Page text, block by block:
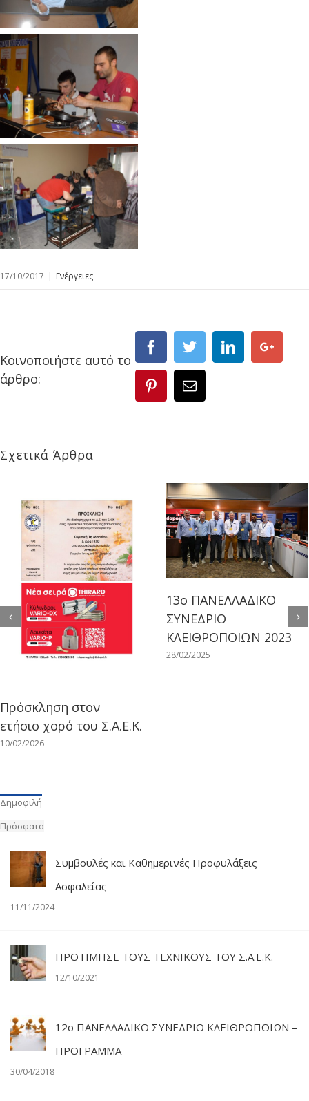
17/10/2017 | Ενέργειες
Κοινοποιήστε αυτό το
άρθρο:
Σχετικά Άρθρα
Πρόσκληση στον
ετήσιο χορό του Σ.Α.Ε.Κ.
10/02/2026
13ο ΠΑΝΕΛΛΑΔΙΚΟ
ΣΥΝΕΔΡΙΟ
ΚΛΕΙΘΡΟΠΟΙΩΝ 2023
28/02/2025
Δημοφιλή
Πρόσφατα
Συμβουλές και Καθημερινές Προφυλάξεις
Ασφαλείας
11/11/2024
ΠΡΟΤΙΜΗΣΕ ΤΟΥΣ ΤΕΧΝΙΚΟΥΣ ΤΟΥ Σ.Α.Ε.Κ.
12/10/2021
12o ΠΑΝΕΛΛΑΔΙΚΟ ΣΥΝΕΔΡΙΟ ΚΛΕΙΘΡΟΠΟΙΩΝ –
ΠΡΟΓΡΑΜΜΑ
30/04/2018